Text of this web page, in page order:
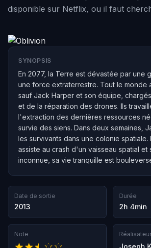
disponible sur Netflix, ou il faut
SYNOPSIS
En 2077, la Terre est dévastée par une
une force extraterrestre. Tout le monde
sauf Jack Harper et son équipe,
et de la réparation des drones. Ils
l'extraction des dernières ressources
survie des siens. Dans deux semaines,
les survivants dans une colonie spatiale.
assiste au crash d'un vaisseau spatial et
inconnue, sa vie tranquille est
Date de sortie
2013
Durée
2h 4min
Note Réalisateur
Joseph